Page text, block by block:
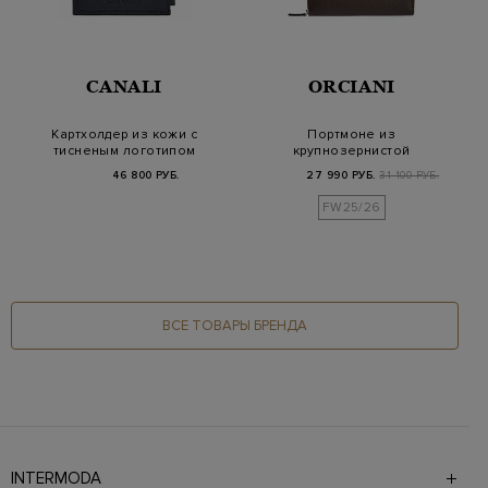
CANALI
Картхолдер из кожи с
тисненым логотипом
46 800 РУБ.
ORCIANI
Портмоне из
крупнозернистой
логотипом
27 990 РУБ. 31 100 РУБ.
FW25/26
ВСЕ ТОВАРЫ БРЕНДА
INTERMODA